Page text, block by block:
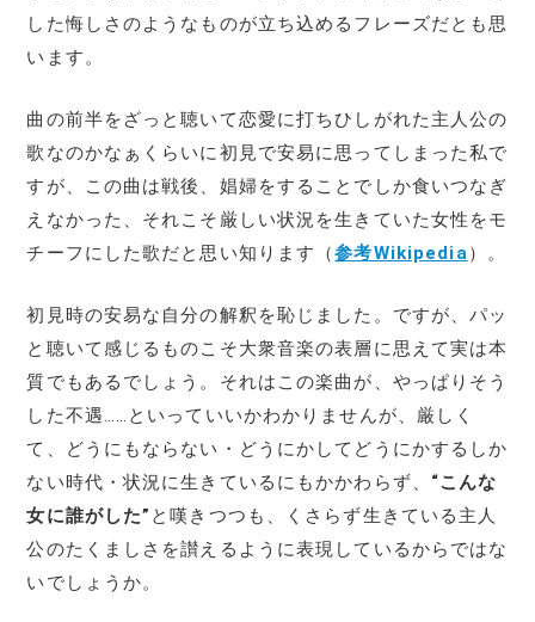
した悔しさのようなものが立ち込めるフレーズだとも思
います。
曲の前半をざっと聴いて恋愛に打ちひしがれた主人公の
歌なのかなぁくらいに初見で安易に思ってしまった私で
すが、この曲は戦後、娼婦をすることでしか食いつなぎ
えなかった、それこそ厳しい状況を生きていた女性をモ
チーフにした歌だと思い知ります（参考Wikipedia）。
初見時の安易な自分の解釈を恥じました。ですが、パッ
と聴いて感じるものこそ大衆音楽の表層に思えて実は本
質でもあるでしょう。それはこの楽曲が、やっぱりそう
した不遇……といっていいかわかりませんが、厳しく
て、どうにもならない・どうにかしてどうにかするしか
ない時代・状況に生きているにもかかわらず、 “こんな
女に誰がした” と嘆きつつも、くさらず生きている主人
公のたくましさを讃えるように表現しているからではな
いでしょうか。